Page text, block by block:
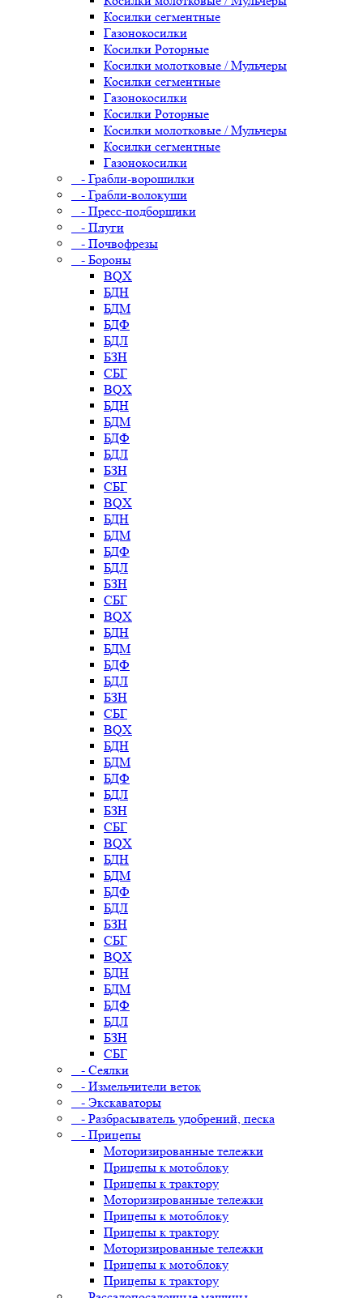
Косилки сегментные
Газонокосилки
Косилки Роторные
Косилки молотковые / Мульчеры
Косилки сегментные
Газонокосилки
Косилки Роторные
Косилки молотковые / Мульчеры
Косилки сегментные
Газонокосилки
- Грабли-ворошилки
- Грабли-волокуши
- Пресс-подборщики
- Плуги
- Почвофрезы
- Бороны
BQX
БДН
БДМ
БДФ
БДЛ
БЗН
СБГ
BQX
БДН
БДМ
БДФ
БДЛ
БЗН
СБГ
BQX
БДН
БДМ
БДФ
БДЛ
БЗН
СБГ
BQX
БДН
БДМ
БДФ
БДЛ
БЗН
СБГ
BQX
БДН
БДМ
БДФ
БДЛ
БЗН
СБГ
BQX
БДН
БДМ
БДФ
БДЛ
БЗН
СБГ
BQX
БДН
БДМ
БДФ
БДЛ
БЗН
СБГ
- Сеялки
- Измельчители веток
- Экскаваторы
- Разбрасыватель удобрений, песка
- Прицепы
Моторизированные тележки
Прицепы к мотоблоку
Прицепы к трактору
Моторизированные тележки
Прицепы к мотоблоку
Прицепы к трактору
Моторизированные тележки
Прицепы к мотоблоку
Прицепы к трактору